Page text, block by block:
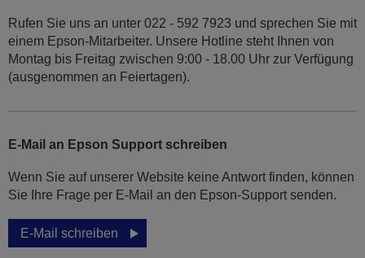
Rufen Sie uns an unter 022 - 592 7923 und sprechen Sie mit
einem Epson-Mitarbeiter. Unsere Hotline steht Ihnen von
Montag bis Freitag zwischen 9:00 - 18.00 Uhr zur Verfügung
(ausgenommen an Feiertagen).
E-Mail an Epson Support schreiben
Wenn Sie auf unserer Website keine Antwort finden, können
Sie Ihre Frage per E-Mail an den Epson-Support senden.
E-Mail schreiben